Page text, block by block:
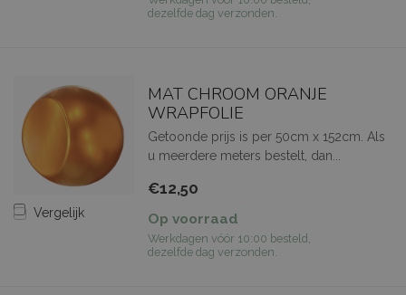
dezelfde dag verzonden.
Vergelijk
MAT CHROOM ORANJE
WRAPFOLIE
Getoonde prijs is per 50cm x 152cm. Als
u meerdere meters bestelt, dan...
€12,50
Op voorraad
Werkdagen vóór 10:00 besteld,
dezelfde dag verzonden.